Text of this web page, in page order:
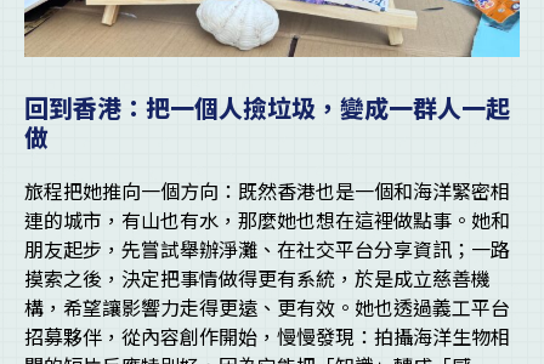
回到香港：把一個人撿垃圾，變成一群人一起
做
旅程把她推向一個方向：既然香港也是一個和海洋緊密相
連的城市，有山也有水，那麼她也想在這裡做點事。她和
朋友起步，先嘗試舉辦淨灘、在社交平台分享資訊；一路
摸索之後，決定把事情做得更有系統，於是成立慈善機
構，希望讓影響力走得更遠、更有效。她也透過義工平台
招募夥伴，從內容創作開始，慢慢發現：拍攝海洋生物相